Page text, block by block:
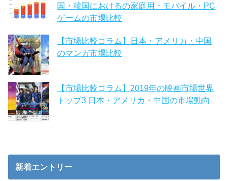
国・韓国におけるの家庭用・モバイル・PC
ゲームの市場比較
【市場比較コラム】日本・アメリカ・中国
のマンガ市場比較
【市場比較コラム】2019年の映画市場世界
トップ3 日本・アメリカ・中国の市場動向
新着エントリー